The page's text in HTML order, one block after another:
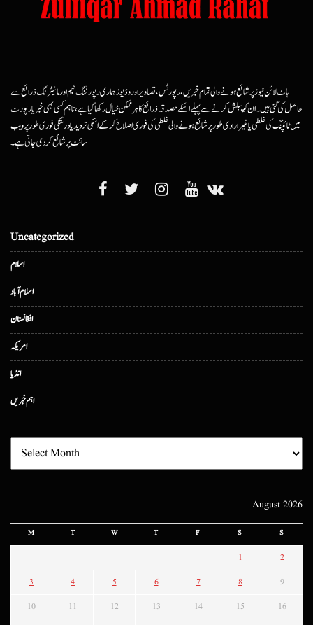
ہاٹ لائن نیوز پر شائع ہونے والی تمام خبریں، رپورٹس، تصاویر اور وڈیوز ہماری رپورٹنگ ٹیم اور مانیٹرنگ ذرائع سے
حاصل کی گئی ہیں۔ ان کو پبلش کرنے سے پہلے اسکے مصدقہ ذرائع کا ہرممکن خیال رکھا گیا ہے، تاہم کسی بھی خبر یا رپورٹ
میں ٹائپنگ کی غلطی یا غیرارادی طور پر شائع ہونے والی غلطی کی فوری اصلاح کرکے اسکی تردید یا درستگی فوری طور پر ویب
سائٹ پر شائع کردی جاتی ہے۔
Uncategorized
اسلام
اسلام آباد
افغانستان
امریکہ
انڈیا
اہم خبریں
August 2026
M T W T F S S
1 2
3 4 5 6 7 8 9
10 11 12 13 14 15 16